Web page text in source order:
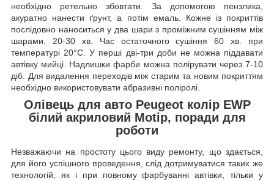
необхідно ретельно збовтати. За допомогою пензлика,
акуратно нанести ґрунт, а потім емаль. Кожне із покриттів
послідовно наноситься у два шари з проміжним сушінням між
шарами. 20-30 хв. Час остаточного сушіння 60 хв. при
температурі 20°C. У перші дві-три доби не можна піддавати
автівку мийці. Надлишки фарби можна полірувати через 7-10
діб. Для видалення переходів між старим та новим покриттям
необхідно використовувати абразивні поліролі.
Олівець для авто Peugeot колір EWP
білий акриловий Motip, поради для
роботи
Незважаючи на простоту цього виду ремонту, що здається,
для його успішного проведення, слід дотримуватися таких же
технологій, як і при повному фарбуванні автівки, тільки у